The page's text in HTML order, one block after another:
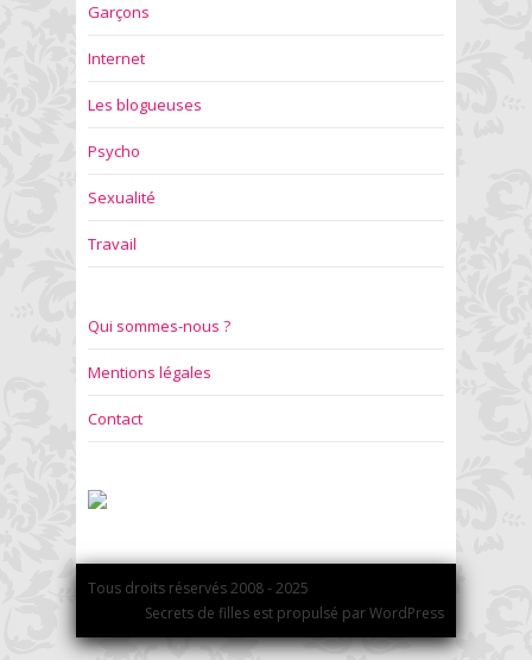
Garçons
Internet
Les blogueuses
Psycho
Sexualité
Travail
Qui sommes-nous ?
Mentions légales
Contact
Tous droits réservés 2008 - 2025
Secrets de filles est propulsé par WordPress